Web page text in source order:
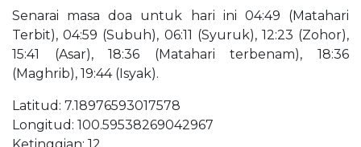
Senarai masa doa untuk hari ini 04:49 (Matahari
Terbit), 04:59 (Subuh), 06:11 (Syuruk), 12:23 (Zohor),
15:41 (Asar), 18:36 (Matahari terbenam), 18:36
(Maghrib), 19:44 (Isyak).
Latitud: 7.18976593017578
Longitud: 100.59538269042967